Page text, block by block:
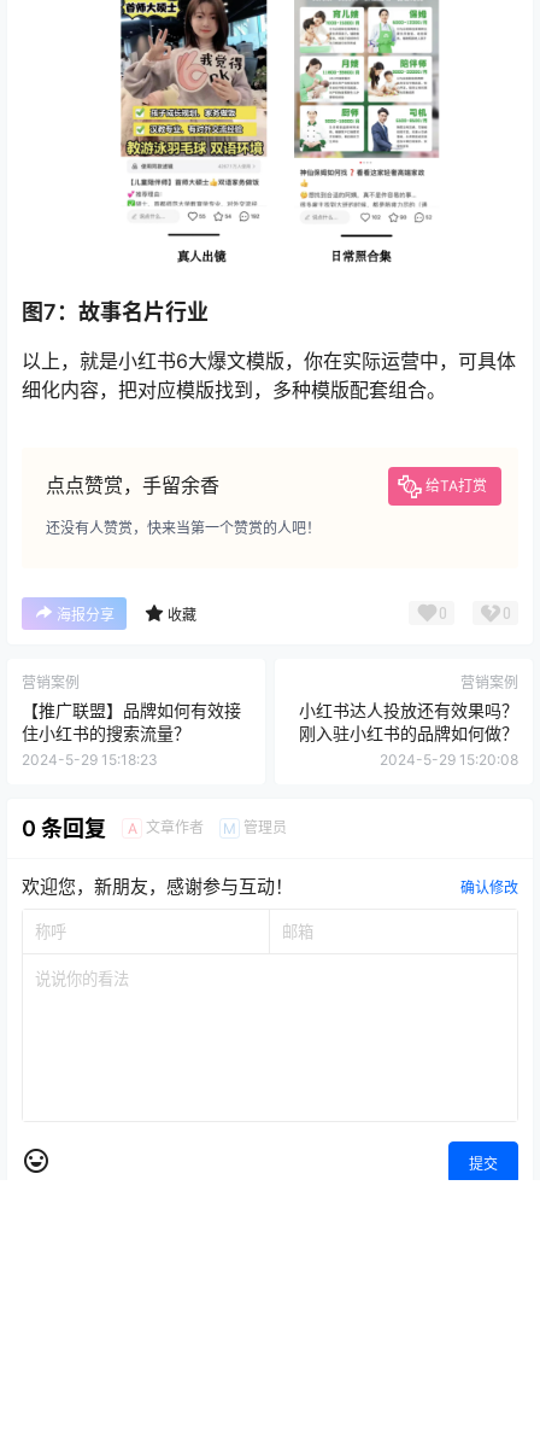
图7：故事名片行业
以上，就是小红书6大爆文模版，你在实际运营中，可具体
细化内容，把对应模版找到，多种模版配套组合。‍‍‍‍‍‍‍‍‍‍‍‍‍‍‍‍‍‍‍‍‍
点点赞赏，手留余香 给TA打赏
还没有人赞赏，快来当第一个赞赏的人吧！
海报分享 收藏 0 0
营销案例
【推广联盟】品牌如何有效接
住小红书的搜索流量？
2024-5-29 15:18:23
营销案例
小红书达人投放还有效果吗？
刚入驻小红书的品牌如何做？
2024-5-29 15:20:08
0 条回复 A 文章作者 M 管理员
欢迎您，新朋友，感谢参与互动！ 确认修改
提交